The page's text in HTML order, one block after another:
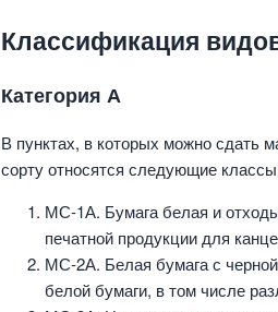
Классификация
Категория А
В пунктах, в которых можно сдать
сорту относятся следующие
МС-1А. Бумага белая и
печатной продукции для
МС-2А. Белая бумага с
белой бумаги, в том числе